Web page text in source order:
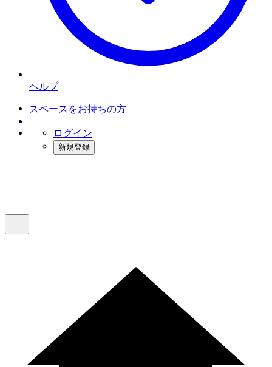
ヘルプ
スペースをお持ちの方
ログイン
新規登録